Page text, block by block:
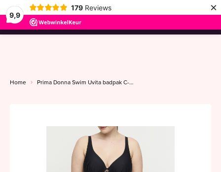
9,9
179 Reviews ×
menu
Home Prima Donna Swim Uvita badpak C-G zwart